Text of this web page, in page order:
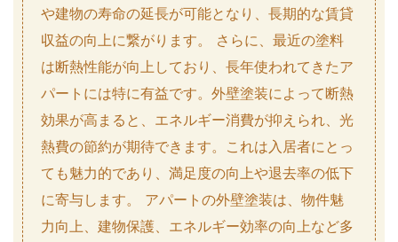
や建物の寿命の延長が可能となり、長期的な賃貸
収益の向上に繋がります。 さらに、最近の塗料
は断熱性能が向上しており、長年使われてきたア
パートには特に有益です。外壁塗装によって断熱
効果が高まると、エネルギー消費が抑えられ、光
熱費の節約が期待できます。これは入居者にとっ
ても魅力的であり、満足度の向上や退去率の低下
に寄与します。 アパートの外壁塗装は、物件魅
力向上、建物保護、エネルギー効率の向上など多